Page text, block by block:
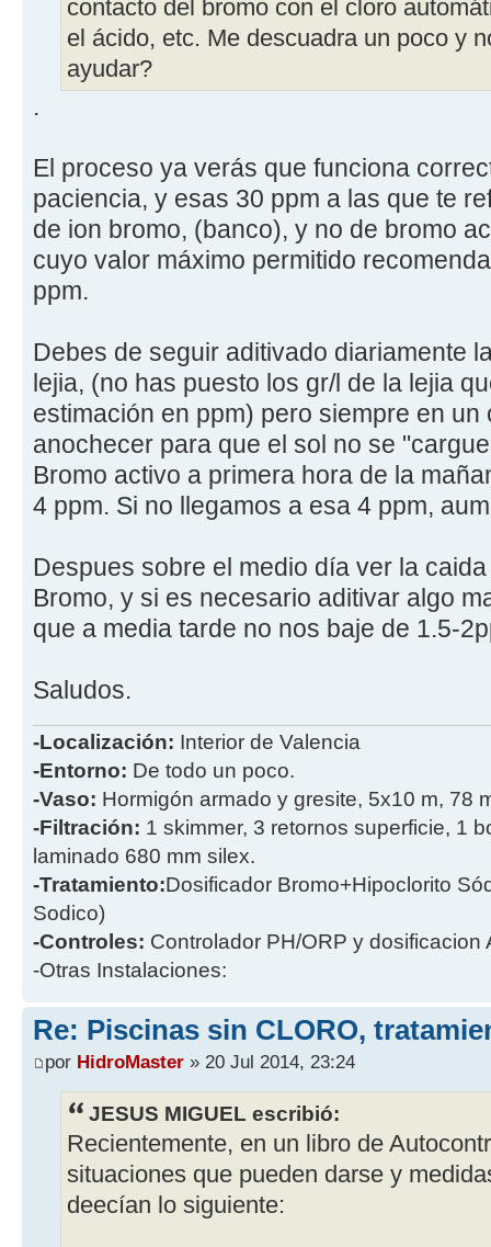
contacto del bromo con el cloro
el ácido, etc. Me descuadra un poco y
ayudar?
.
El proceso ya verás que funciona
paciencia, y esas 30 ppm a las que te
de ion bromo, (banco), y no de bromo
cuyo valor máximo permitido
ppm.
Debes de seguir aditivado diariamente
lejia, (no has puesto los gr/l de la lejia
estimación en ppm) pero siempre en un
anochecer para que el sol no se
Bromo activo a primera hora de la
4 ppm. Si no llegamos a esa 4 ppm,
Despues sobre el medio día ver la
Bromo, y si es necesario aditivar algo
que a media tarde no nos baje de 1.5-
Saludos.
-Localización: Interior de Valencia
-Entorno: De todo un poco.
-Vaso: Hormigón armado y gresite, 5x10 m, 78
-Filtración: 1 skimmer, 3 retornos superficie, 1
laminado 680 mm silex.
-Tratamiento:Dosificador Bromo+Hipoclorito
Sodico)
-Controles: Controlador PH/ORP y dosificacion
-Otras Instalaciones:
Re: Piscinas sin CLORO,
por HidroMaster » 20 Jul 2014, 23:24
JESUS MIGUEL escribió:
Recientemente, en un libro de
situaciones que pueden darse y
deecían lo siguiente: